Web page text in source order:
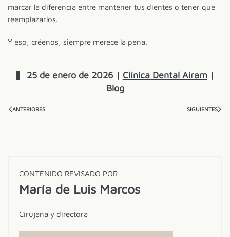
marcar la diferencia entre mantener tus dientes o tener que
reemplazarlos.
Y eso, créenos, siempre merece la pena.
25 de enero de 2026 | Clínica Dental Airam|
Blog
ANTERIORES SIGUIENTES
CONTENIDO REVISADO POR
María de Luis Marcos
Cirujana y directora